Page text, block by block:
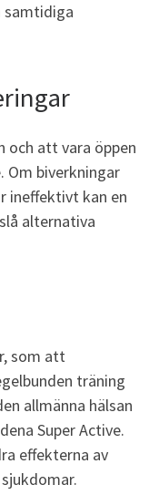
samtidiga
och att vara öppen
Om biverkningar
ineffektivt kan en
alternativa
som att
träning
allmänna hälsan
Super Active.
effekterna av